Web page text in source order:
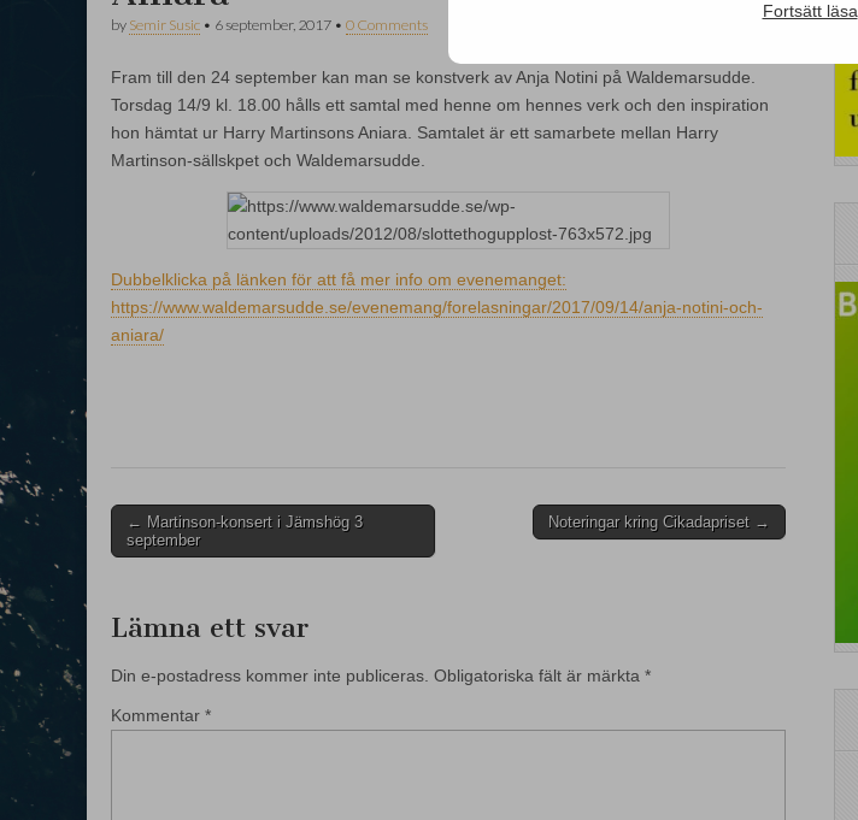
by Semir Susic • 6 september, 2017 • 0 Comments
Fram till den 24 september kan man se konstverk av Anja Notini på Waldemarsudde.
Torsdag 14/9 kl. 18.00 hålls ett samtal med henne om hennes verk och den inspiration
hon hämtat ur Harry Martinsons Aniara. Samtalet är ett samarbete mellan Harry
Martinson-sällskpet och Waldemarsudde.
Dubbelklicka på länken för att få mer info om evenemanget:
https://www.waldemarsudde.se/evenemang/forelasningar/2017/09/14/anja-notini-och-
aniara/
Post
navigation
← Martinson-konsert i Jämshög 3
september
Noteringar kring Cikadapriset →
Lämna ett svar
Din e-postadress kommer inte publiceras. Obligatoriska fält är märkta *
Kommentar *
Fortsätt läsa